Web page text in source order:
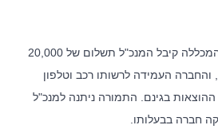
במסגרת ההסכם לניהול המכללה קיבל המנכ"ל תשלום של 20,000
העמידה לרשותו רכב וטלפון
ההוצאות בגינם. התמורה ניתנה למנכ"ל
חברה בבעלותו.